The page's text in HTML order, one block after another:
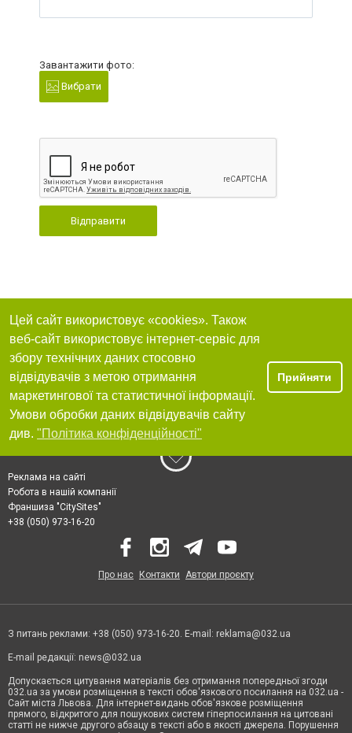
Завантажити фото:
Вибрати
Відправити
Цей сайт використовує «cookies». Також
веб-сайт використовує інтернет-сервіс для
збору технічних даних стосовно
відвідувачів з метою отримання
маркетингової та статистичної інформації.
Умови обробки даних відвідувачів сайту
див. "Політика конфіденційності"
Прийняти
Реклама на сайті
Робота в нашій компанії
Франшиза "CitySites"
+38 (050) 973-16-20
Про нас Контакти Автори проєкту
З питань реклами: +38 (050) 973-16-20. E-mail: reklama@032.ua
E-mail редакції: news@032.ua
Допускається цитування матеріалів без отримання попередньої згоди
032.ua за умови розміщення в тексті обов'язкового посилання на 032.ua -
Сайт міста Львова. Для інтернет-видань обов'язкове розміщення
прямого, відкритого для пошукових систем гіперпосилання на цитовані
статті не нижче другого абзацу в тексті або в якості джерела. Порушення